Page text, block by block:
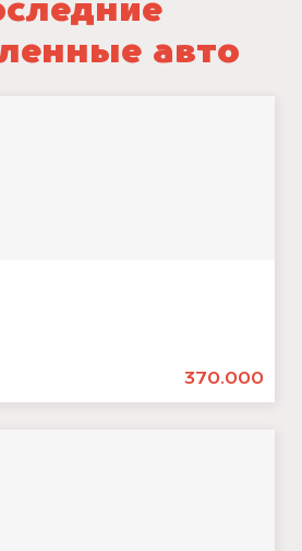
авто
370.000